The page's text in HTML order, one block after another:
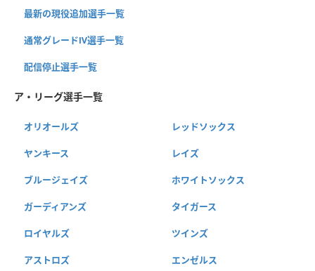
最新の現役追加選手一覧
通常グレードⅣ選手一覧
配信停止選手一覧
ア・リーグ選手一覧
オリオールズ レッドソックス
ヤンキース レイズ
ブルージェイズ ホワイトソックス
ガーディアンズ タイガース
ロイヤルズ ツインズ
アストロズ エンゼルス